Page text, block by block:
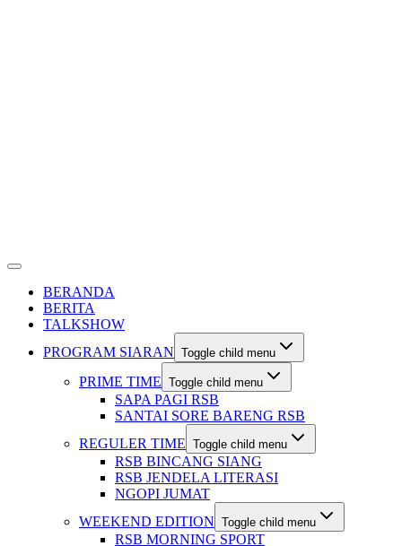
BERANDA
BERITA
TALKSHOW
PROGRAM SIARAN Toggle child menu
PRIME TIME Toggle child menu
SAPA PAGI RSB
SANTAI SORE BARENG RSB
REGULER TIME Toggle child menu
RSB BINCANG SIANG
RSB JENDELA LITERASI
NGOPI JUMAT
WEEKEND EDITION Toggle child menu
RSB MORNING SPORT